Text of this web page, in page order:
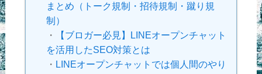
まとめ（トーク規制・招待規制・蹴り規
制）
・
【ブロガー必見】LINEオープンチャット
を活用したSEO対策とは
・ LINEオープンチャットでは個人間のやり